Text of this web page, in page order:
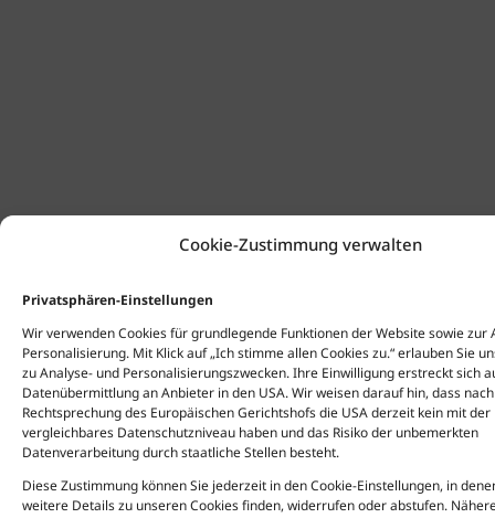
Cookie-Zustimmung verwalten
Privatsphären-Einstellungen
Wir verwenden Cookies für grundlegende Funktionen der Website sowie zur
Personalisierung. Mit Klick auf „Ich stimme allen Cookies zu.“ erlauben Sie
zu Analyse- und Personalisierungszwecken. Ihre Einwilligung erstreckt sich
Datenübermittlung an Anbieter in den USA. Wir weisen darauf hin, dass
Rechtsprechung des Europäischen Gerichtshofs die USA derzeit kein mit der
vergleichbares Datenschutzniveau haben und das Risiko der unbemerkten
Datenverarbeitung durch staatliche Stellen besteht.
Diese Zustimmung können Sie jederzeit in den Cookie-Einstellungen, in
weitere Details zu unseren Cookies finden, widerrufen oder abstufen.